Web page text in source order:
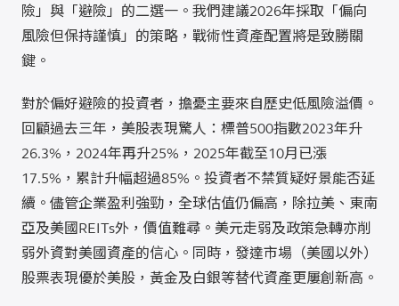
險」與「避險」的二選一。我們建議2026年採取「偏向
風險但保持謹慎」的策略，戰術性資產配置將是致勝關
鍵。
對於偏好避險的投資者，擔憂主要來自歷史低風險溢價。
回顧過去三年，美股表現驚人：標普500指數2023年升
26.3%，2024年再升25%，2025年截至10月已漲
17.5%，累計升幅超過85%。投資者不禁質疑好景能否延
續。儘管企業盈利強勁，全球估值仍偏高，除拉美、東南
亞及美國REITs外，價值難尋。美元走弱及政策急轉亦削
弱外資對美國資產的信心。同時，發達市場（美國以外）
股票表現優於美股，黃金及白銀等替代資產更屢創新高。